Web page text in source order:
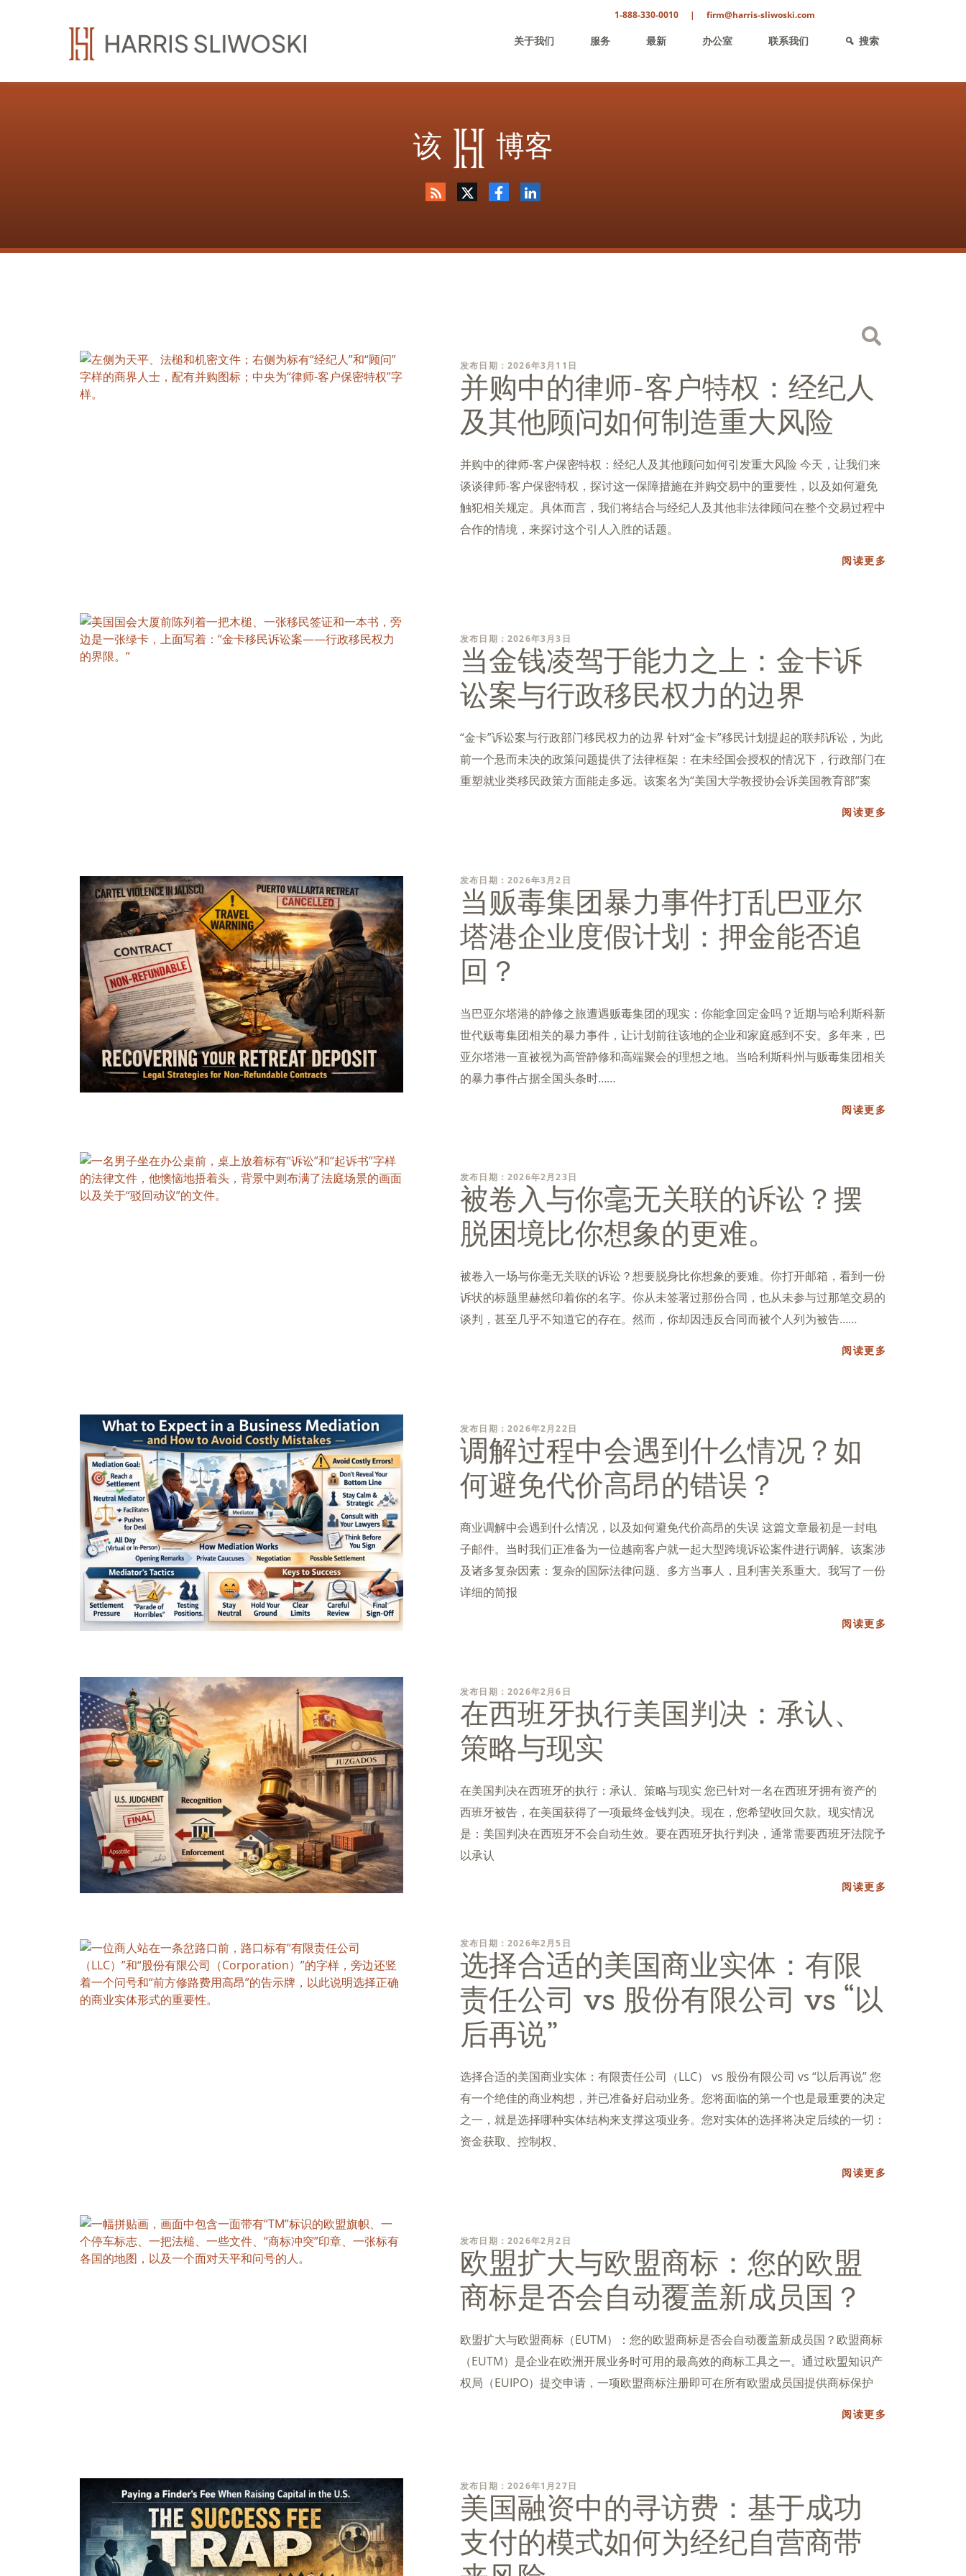
1-888-330-0010 | firm@harris-sliwoski.com
关于我们 服务 最新 办公室 联系我们 搜索
该 博客
发布日期：2026年3月11日
并购中的律师-客户特权：经纪人
及其他顾问如何制造重大风险
并购中的律师-客户保密特权：经纪人及其他顾问如何引发重大风险 今天，让我们来
谈谈律师-客户保密特权，探讨这一保障措施在并购交易中的重要性，以及如何避免
触犯相关规定。具体而言，我们将结合与经纪人及其他非法律顾问在整个交易过程中
合作的情境，来探讨这个引人入胜的话题。
阅读更多
发布日期：2026年3月3日
当金钱凌驾于能力之上：金卡诉
讼案与行政移民权力的边界
“金卡”诉讼案与行政部门移民权力的边界 针对“金卡”移民计划提起的联邦诉讼，为此
前一个悬而未决的政策问题提供了法律框架：在未经国会授权的情况下，行政部门在
重塑就业类移民政策方面能走多远。该案名为“美国大学教授协会诉美国教育部”案
阅读更多
发布日期：2026年3月2日
当贩毒集团暴力事件打乱巴亚尔
塔港企业度假计划：押金能否追
回？
当巴亚尔塔港的静修之旅遭遇贩毒集团的现实：你能拿回定金吗？近期与哈利斯科新
世代贩毒集团相关的暴力事件，让计划前往该地的企业和家庭感到不安。多年来，巴
亚尔塔港一直被视为高管静修和高端聚会的理想之地。当哈利斯科州与贩毒集团相关
的暴力事件占据全国头条时……
阅读更多
发布日期：2026年2月23日
被卷入与你毫无关联的诉讼？摆
脱困境比你想象的更难。
被卷入一场与你毫无关联的诉讼？想要脱身比你想象的要难。你打开邮箱，看到一份
诉状的标题里赫然印着你的名字。你从未签署过那份合同，也从未参与过那笔交易的
谈判，甚至几乎不知道它的存在。然而，你却因违反合同而被个人列为被告……
阅读更多
发布日期：2026年2月22日
调解过程中会遇到什么情况？如
何避免代价高昂的错误？
商业调解中会遇到什么情况，以及如何避免代价高昂的失误 这篇文章最初是一封电
子邮件。当时我们正准备为一位越南客户就一起大型跨境诉讼案件进行调解。该案涉
及诸多复杂因素：复杂的国际法律问题、多方当事人，且利害关系重大。我写了一份
详细的简报
阅读更多
发布日期：2026年2月6日
在西班牙执行美国判决：承认、
策略与现实
在美国判决在西班牙的执行：承认、策略与现实 您已针对一名在西班牙拥有资产的
西班牙被告，在美国获得了一项最终金钱判决。现在，您希望收回欠款。现实情况
是：美国判决在西班牙不会自动生效。要在西班牙执行判决，通常需要西班牙法院予
以承认
阅读更多
发布日期：2026年2月5日
选择合适的美国商业实体：有限
责任公司 vs 股份有限公司 vs “以
后再说”
选择合适的美国商业实体：有限责任公司（LLC） vs 股份有限公司 vs “以后再说” 您
有一个绝佳的商业构想，并已准备好启动业务。您将面临的第一个也是最重要的决定
之一，就是选择哪种实体结构来支撑这项业务。您对实体的选择将决定后续的一切：
资金获取、控制权、
阅读更多
发布日期：2026年2月2日
欧盟扩大与欧盟商标：您的欧盟
商标是否会自动覆盖新成员国？
欧盟扩大与欧盟商标（EUTM）：您的欧盟商标是否会自动覆盖新成员国？欧盟商标
（EUTM）是企业在欧洲开展业务时可用的最高效的商标工具之一。通过欧盟知识产
权局（EUIPO）提交申请，一项欧盟商标注册即可在所有欧盟成员国提供商标保护
阅读更多
发布日期：2026年1月27日
美国融资中的寻访费：基于成功
支付的模式如何为经纪自营商带